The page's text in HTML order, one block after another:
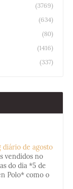
(3769)
(634)
(80)
(1416)
(337)
diário de agosto
vendidos no
do dia *5 de
Polo* como o